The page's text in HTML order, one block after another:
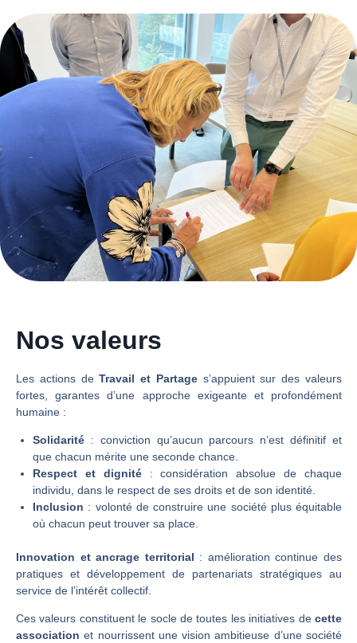
Nos valeurs
Les actions deTravail et Partage s’appuient sur des valeurs
fortes, garantes d’une approche exigeante et profondément
humaine :
Solidarité : conviction qu’aucun parcours n’est définitif et
que chacun mérite une seconde chance.
Respect et dignité : considération absolue de chaque
individu, dans le respect de ses droits et de son identité.
Inclusion : volonté de construire une société plus équitable
où chacun peut trouver sa place.
Innovation et ancrage territorial : amélioration continue des
pratiques et développement de partenariats stratégiques au
service de l’intérêt collectif.
Ces valeurs constituent le socle de toutes les initiatives de cette
associationet nourrissent une vision ambitieuse d’une société